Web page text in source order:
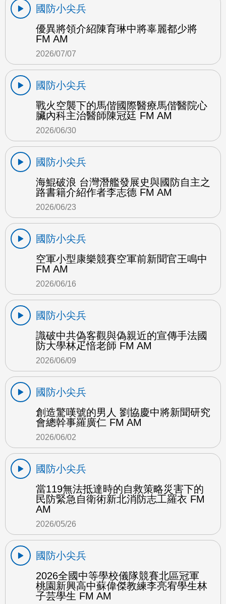
國防小尖兵
優異將領介紹陳育琳中將辜麗都少將
FM AM
2026/07/07
國防小尖兵
戰火空襲下的馬偕國際醫療馬偕醫院心
臟內科主治醫師陳冠廷 FM AM
2026/06/30
國防小尖兵
海鯤破浪 台灣潛艦發展史與國防自主之
路書籍介紹作者李志德 FM AM
2026/06/23
國防小尖兵
空軍小型康樂競賽空軍前新聞官王鳴中
FM AM
2026/06/16
國防小尖兵
識破中共偽客觀與偽親近的宣傳手法國
防大學林疋愔老師 FM AM
2026/06/09
國防小尖兵
創造驚嘆號的男人 劉協慶中將新聞研究
會總幹事羅廣仁 FM AM
2026/06/02
國防小尖兵
當119無法抵達時的自救策略災害下的
民防緊急自衛術新北消防志工羅衣 FM
AM
2026/05/26
國防小尖兵
2026全國中等學校儀隊競賽北區冠軍
桃園新興高中蘇偉傑教練李亮宥學生林
子芸學生 FM AM